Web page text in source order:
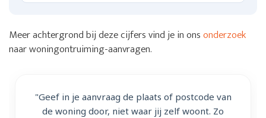
Meer achtergrond bij deze cijfers vind je in onsonderzoek
naar woningontruiming-aanvragen.
"Geef in je aanvraag de plaats of postcode van
de woning door, niet waar jij zelf woont. Zo